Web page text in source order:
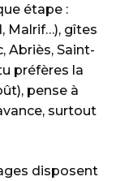
étape :
Malrif…), gîtes
Abriès, Saint-
préfères la
pense à
surtout
disposent